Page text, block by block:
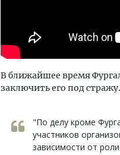
В ближайшее время
заключить его под стражу.
"По делу кроме
участников
зависимости от